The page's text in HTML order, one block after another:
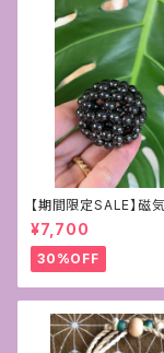
【期間限定SALE】磁
タイトの6mmフラーレ
護〜
¥7,700
30%OFF